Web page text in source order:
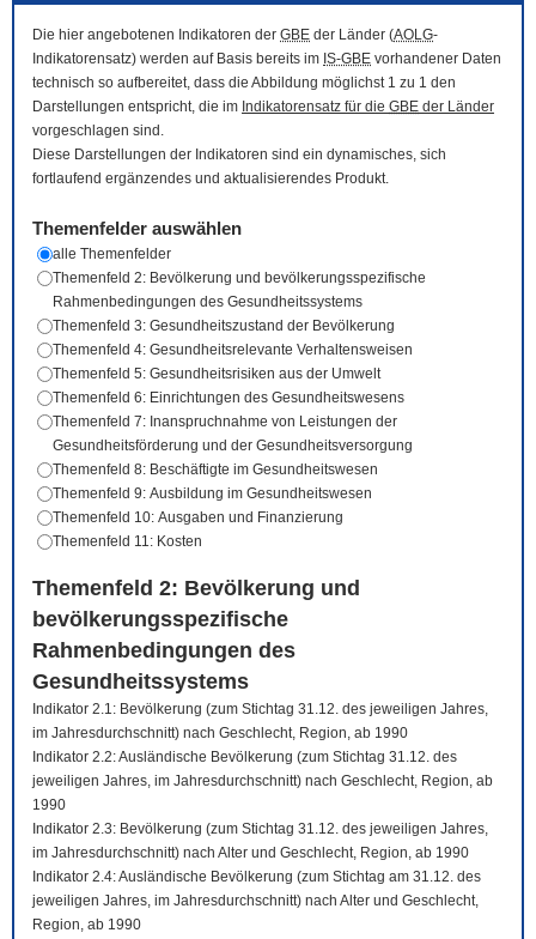
Die hier angebotenen Indikatoren der GBE der Länder (AOLG-
Indikatorensatz) werden auf Basis bereits im IS-GBE vorhandener Daten
technisch so aufbereitet, dass die Abbildung möglichst 1 zu 1 den
Darstellungen entspricht, die im Indikatorensatz für die GBE der Länder
vorgeschlagen sind.
Diese Darstellungen der Indikatoren sind ein dynamisches, sich
fortlaufend ergänzendes und aktualisierendes Produkt.
Themenfelder auswählen
alle Themenfelder
Themenfeld 2: Bevölkerung und bevölkerungsspezifische
Rahmenbedingungen des Gesundheitssystems
Themenfeld 3: Gesundheitszustand der Bevölkerung
Themenfeld 4: Gesundheitsrelevante Verhaltensweisen
Themenfeld 5: Gesundheitsrisiken aus der Umwelt
Themenfeld 6: Einrichtungen des Gesundheitswesens
Themenfeld 7: Inanspruchnahme von Leistungen der
Gesundheitsförderung und der Gesundheitsversorgung
Themenfeld 8: Beschäftigte im Gesundheitswesen
Themenfeld 9: Ausbildung im Gesundheitswesen
Themenfeld 10: Ausgaben und Finanzierung
Themenfeld 11: Kosten
Themenfeld 2: Bevölkerung und
bevölkerungsspezifische
Rahmenbedingungen des
Gesundheitssystems
Indikator 2.1: Bevölkerung (zum Stichtag 31.12. des jeweiligen Jahres,
im Jahresdurchschnitt) nach Geschlecht, Region, ab 1990
Indikator 2.2: Ausländische Bevölkerung (zum Stichtag 31.12. des
jeweiligen Jahres, im Jahresdurchschnitt) nach Geschlecht, Region, ab
1990
Indikator 2.3: Bevölkerung (zum Stichtag 31.12. des jeweiligen Jahres,
im Jahresdurchschnitt) nach Alter und Geschlecht, Region, ab 1990
Indikator 2.4: Ausländische Bevölkerung (zum Stichtag am 31.12. des
jeweiligen Jahres, im Jahresdurchschnitt) nach Alter und Geschlecht,
Region, ab 1990